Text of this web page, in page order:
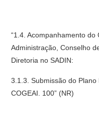
“1.4. Acompanhamento
Administração, Conselho
Diretoria no SADIN:
3.1.3. Submissão do
COGEAI. 100” (NR)